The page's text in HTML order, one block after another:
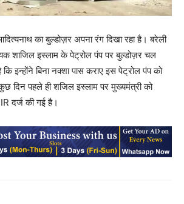
का बुल्डोज़र अपना रंग दिखा रहा है। बरेली
शाजिल इस्लाम के पेट्रोल पंप पर बुल्डोज़र चल
इन्होंने बिना नक्शा पास कराए इस पेट्रोल पंप को
कुछ दिन पहले ही शजिल इस्लाम पर मुख्यमंत्री को
दर्ज की गई है।